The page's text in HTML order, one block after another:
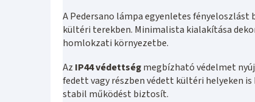
A Pedersano lámpa egyenletes
kültéri terekben. Minimalista kialakítása
homlokzati környezetbe.
Az IP44 védettségmegbízható védelmet
fedett vagy részben védett kültéri helyeken
stabil működést biztosít.